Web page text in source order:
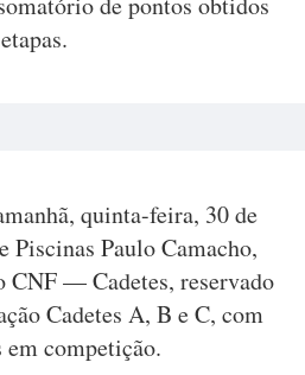
quinta-feira, 30 de
Piscinas Paulo Camacho,
CNF — Cadetes, reservado
Cadetes A, B e C, com
em competição.